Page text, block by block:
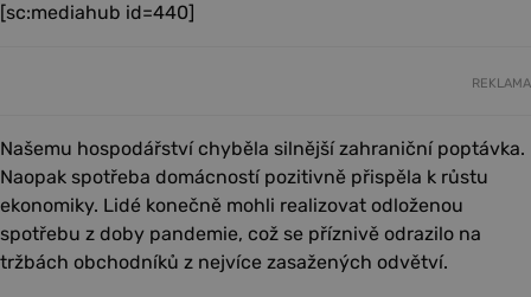
[sc:mediahub id=440]
REKLAMA
Našemu hospodářství chyběla silnější zahraniční poptávka.
Naopak spotřeba domácností pozitivně přispěla k růstu
ekonomiky. Lidé konečně mohli realizovat odloženou
spotřebu z doby pandemie, což se příznivě odrazilo na
tržbách obchodníků z nejvíce zasažených odvětví.